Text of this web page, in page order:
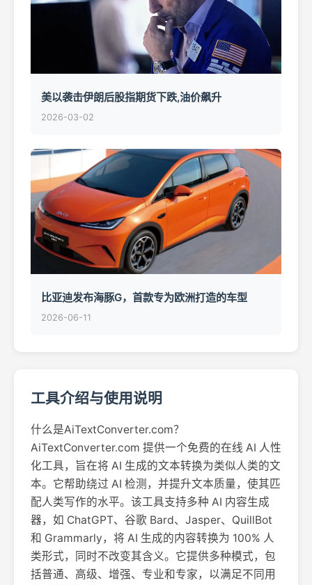
美以袭击伊朗后股指期货下跌,油价飙升
2026-03-02
比亚迪发布海豚G，首款专为欧洲打造的车型
2026-06-11
工具介绍与使用说明
什么是AiTextConverter.com？
AiTextConverter.com 提供一个免费的在线 AI 人性
化工具，旨在将 AI 生成的文本转换为类似人类的文
本。它帮助绕过 AI 检测，并提升文本质量，使其匹
配人类写作的水平。该工具支持多种 AI 内容生成
器，如 ChatGPT、谷歌 Bard、Jasper、QuillBot
和 Grammarly，将 AI 生成的内容转换为 100% 人
类形式，同时不改变其含义。它提供多种模式，包
括普通、高级、增强、专业和专家，以满足不同用